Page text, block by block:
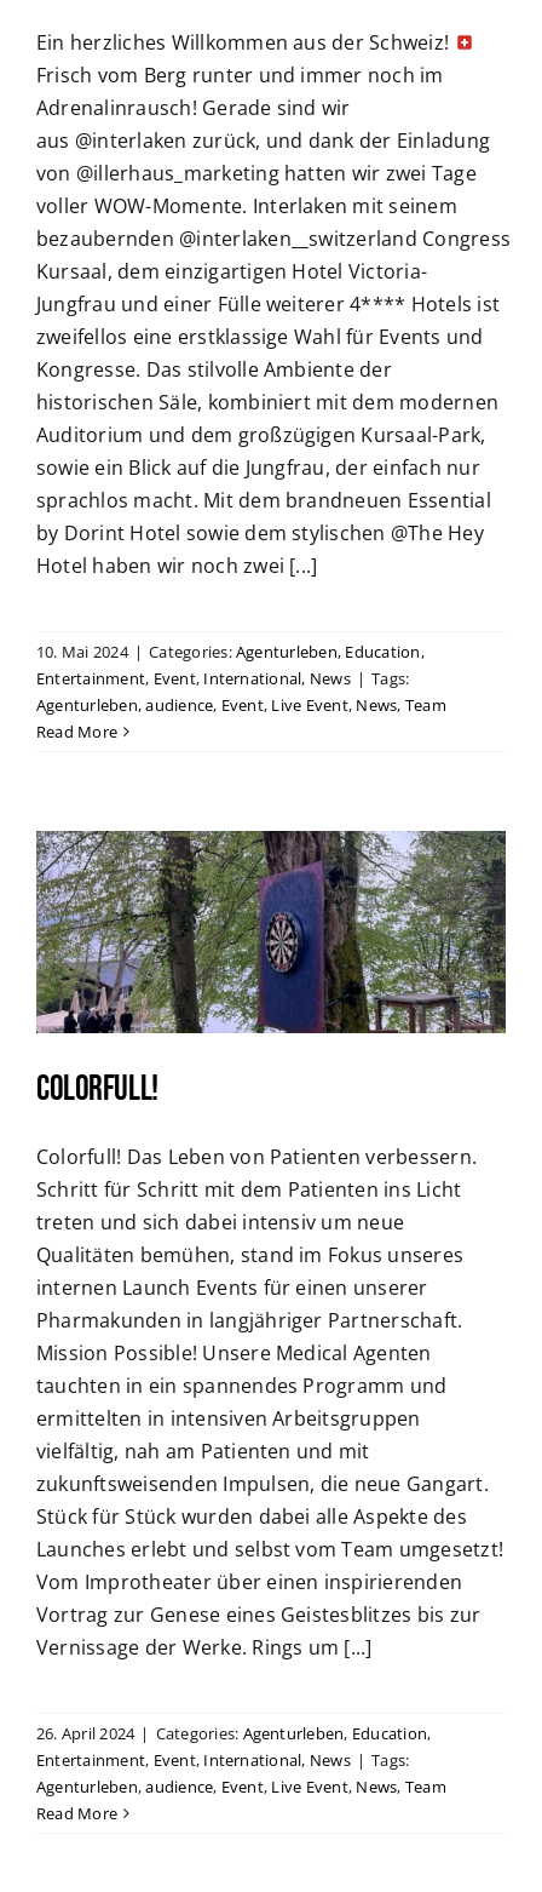
Ein herzliches Willkommen aus der Schweiz!
Frisch vom Berg runter und immer noch im
Adrenalinrausch! Gerade sind wir
aus @interlaken zurück, und dank der Einladung
von @illerhaus_marketing hatten wir zwei Tage
voller WOW-Momente. Interlaken mit seinem
bezaubernden @interlaken__switzerland Congress
Kursaal, dem einzigartigen Hotel Victoria-
Jungfrau und einer Fülle weiterer 4**** Hotels ist
zweifellos eine erstklassige Wahl für Events und
Kongresse. Das stilvolle Ambiente der
historischen Säle, kombiniert mit dem modernen
Auditorium und dem großzügigen Kursaal-Park,
sowie ein Blick auf die Jungfrau, der einfach nur
sprachlos macht. Mit dem brandneuen Essential
by Dorint Hotel sowie dem stylischen @The Hey
Hotel haben wir noch zwei [...]
10. Mai 2024 | Categories:Agenturleben, Education,
Entertainment, Event, International, News | Tags:
Agenturleben,audience, Event, Live Event, News, Team
Read More
Colorfull!
Colorfull! Das Leben von Patienten verbessern.
Schritt für Schritt mit dem Patienten ins Licht
treten und sich dabei intensiv um neue
Qualitäten bemühen, stand im Fokus unseres
internen Launch Events für einen unserer
Pharmakunden in langjähriger Partnerschaft.
Mission Possible! Unsere Medical Agenten
tauchten in ein spannendes Programm und
ermittelten in intensiven Arbeitsgruppen
vielfältig, nah am Patienten und mit
zukunftsweisenden Impulsen, die neue Gangart.
Stück für Stück wurden dabei alle Aspekte des
Launches erlebt und selbst vom Team umgesetzt!
Vom Improtheater über einen inspirierenden
Vortrag zur Genese eines Geistesblitzes bis zur
Vernissage der Werke. Rings um [...]
26. April 2024 | Categories: Agenturleben, Education,
Entertainment, Event, International, News | Tags:
Agenturleben,audience, Event, Live Event, News, Team
Read More